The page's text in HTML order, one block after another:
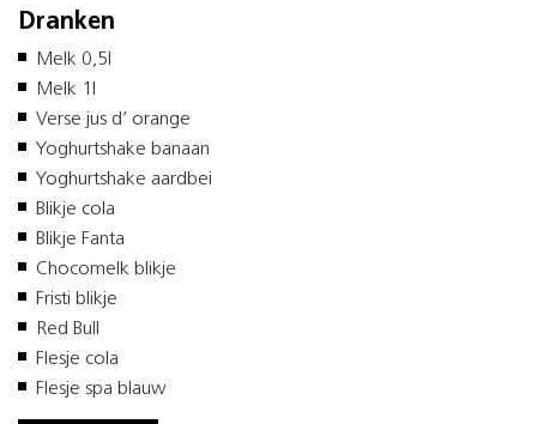
Dranken
Melk 0,5l
Melk 1l
Verse jus d’ orange
Yoghurtshake banaan
Yoghurtshake aardbei
Blikje cola
Blikje Fanta
Chocomelk blikje
Fristi blikje
Red Bull
Flesje cola
Flesje spa blauw